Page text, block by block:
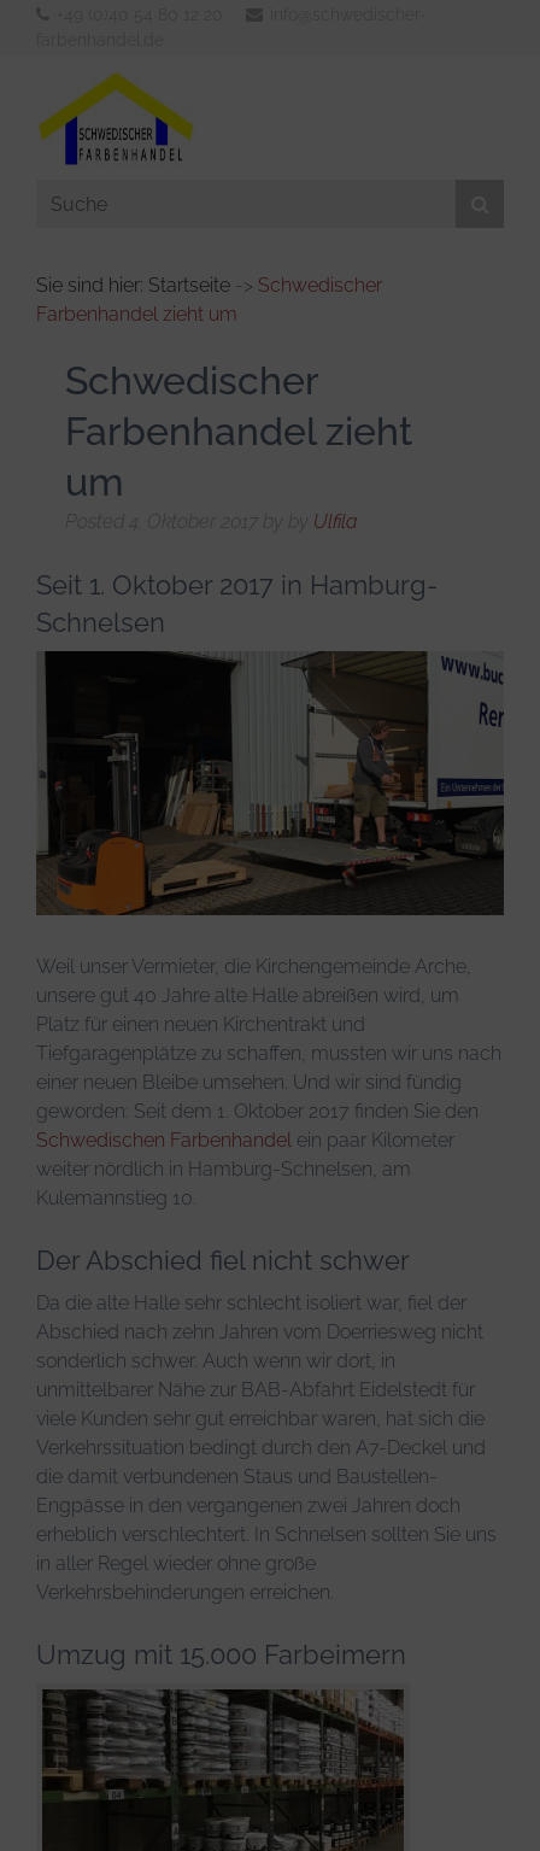
Aussenfarben
Innenfarben
Verdünner & Reiniger
KFZ- und Bootsbedarf
Sie sind hier: Startseite -> Schwedischer
Farbenhandel zieht um
Schwedischer
Farbenhandel zieht
um
Posted 4. Oktober 2017 by by Ulfila
Seit 1. Oktober 2017 in Hamburg-
Schnelsen
Weil unser Vermieter, die Kirchengemeinde Arche,
unsere gut 40 Jahre alte Halle abreißen wird, um
Platz für einen neuen Kirchentrakt und
Tiefgaragenplätze zu schaffen, mussten wir uns nach
einer neuen Bleibe umsehen. Und wir sind fündig
geworden: Seit dem 1. Oktober 2017 finden Sie den
Schwedischen Farbenhandel ein paar Kilometer
weiter nördlich in Hamburg-Schnelsen, am
Kulemannstieg 10.
Der Abschied fiel nicht schwer
Da die alte Halle sehr schlecht isoliert war, fiel der
Abschied nach zehn Jahren vom Doerriesweg nicht
sonderlich schwer. Auch wenn wir dort, in
unmittelbarer Nähe zur BAB-Abfahrt Eidelstedt für
viele Kunden sehr gut erreichbar waren, hat sich die
Verkehrssituation bedingt durch den A7-Deckel und
die damit verbundenen Staus und Baustellen-
Engpässe in den vergangenen zwei Jahren doch
erheblich verschlechtert. In Schnelsen sollten Sie uns
in aller Regel wieder ohne große
Verkehrsbehinderungen erreichen.
Umzug mit 15.000 Farbeimern